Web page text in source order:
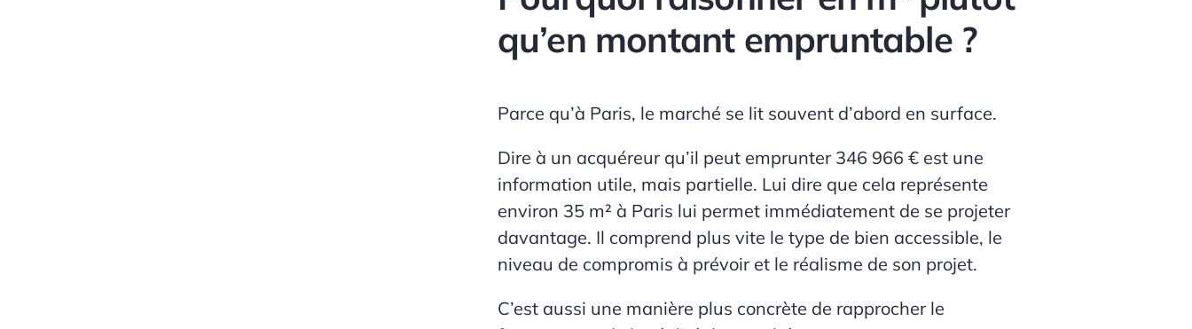
qu’en montant empruntable ?
Parce qu’à Paris, le marché se lit souvent d’abord en surface.
Dire à un acquéreur qu’il peut emprunter 346 966 €est une
information utile, mais partielle. Lui dire que cela représente
environ 35 m² à Paris lui permet immédiatement de se projeter
davantage. Il comprend plus vite le type de bien accessible, le
niveau de compromis à prévoir et le réalisme de son projet.
C’est aussi une manière plus concrète de rapprocher le